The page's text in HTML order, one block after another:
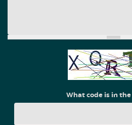
What code is in